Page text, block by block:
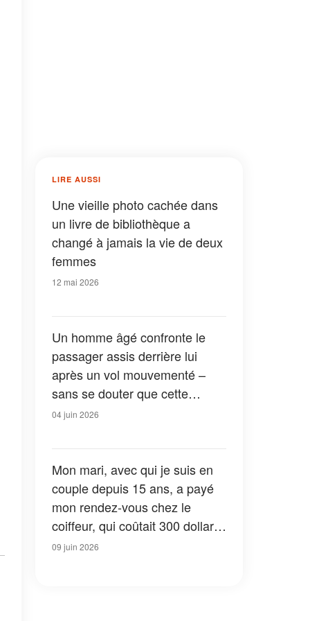
LIRE AUSSI
Une vieille photo cachée dans
un livre de bibliothèque a
changé à jamais la vie de deux
femmes
12 mai 2026
Un homme âgé confronte le
passager assis derrière lui
après un vol mouvementé –
sans se douter que cette
rencontre allait changer sa vie
04 juin 2026
Mon mari, avec qui je suis en
couple depuis 15 ans, a payé
mon rendez-vous chez le
coiffeur, qui coûtait 300 dollars,
comme d'habitude – Puis ma
09 juin 2026